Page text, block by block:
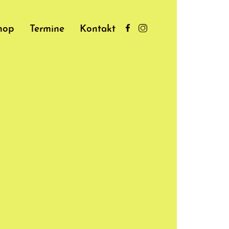
Termine Kontakt